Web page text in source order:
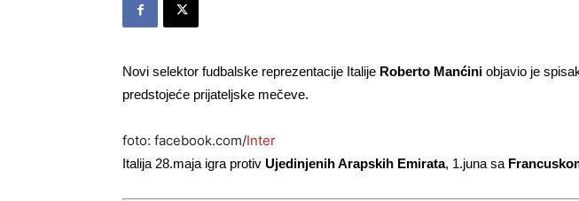
Novi selektor fudbalske reprezentacije Italije Roberto Manćini objavio je
predstojeće prijateljske mečeve.
foto: facebook.com/Inter
Italija 28.maja igra protiv Ujedinjenih Arapskih Emirata, 1.juna sa